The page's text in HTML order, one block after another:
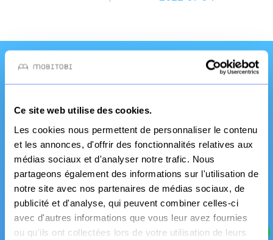
Ce site web utilise des cookies.
Les cookies nous permettent de personnaliser le contenu
et les annonces, d'offrir des fonctionnalités relatives aux
médias sociaux et d'analyser notre trafic. Nous
partageons également des informations sur l'utilisation de
notre site avec nos partenaires de médias sociaux, de
publicité et d'analyse, qui peuvent combiner celles-ci
avec d'autres informations que vous leur avez fournies
ou qu'ils ont collectées lors de votre utilisation de leurs
Une qualité et un
service pro